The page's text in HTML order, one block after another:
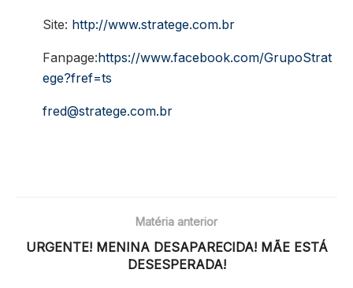
Site: http://www.stratege.com.br
Fanpage:https://www.facebook.com/GrupoStrat
ege?fref=ts
fred@stratege.com.br
Matéria anterior
URGENTE! MENINA DESAPARECIDA! MÃE ESTÁ
DESESPERADA!